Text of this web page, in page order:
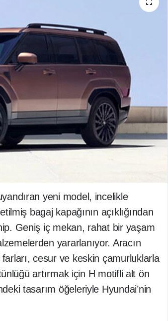
yeni model, incelikle
bagaj kapağının açıklığından
Geniş iç mekan, rahat bir yaşam
yararlanıyor. Aracın
cesur ve keskin çamurluklarla
artırmak için H motifli alt ön
tasarım öğeleriyle Hyundai’nin